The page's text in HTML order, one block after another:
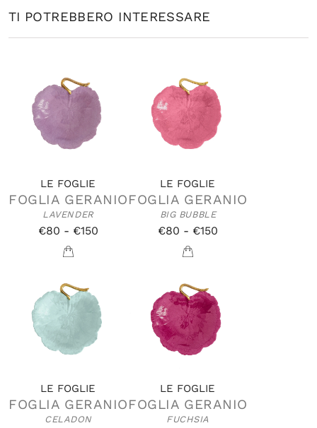
TI POTREBBERO INTERESSARE
LE FOGLIE
FOGLIA GERANIO
LAVENDER
€80 - €150
LE FOGLIE
FOGLIA GERANIO
BIG BUBBLE
€80 - €150
LE FOGLIE
FOGLIA GERANIO
CELADON
LE FOGLIE
FOGLIA GERANIO
FUCHSIA